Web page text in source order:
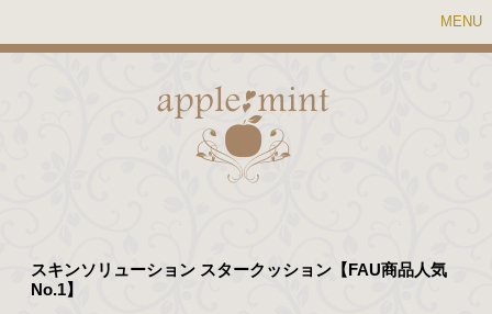
MENU
スキンソリューション スタークッション【FAU商品人気
No.1】